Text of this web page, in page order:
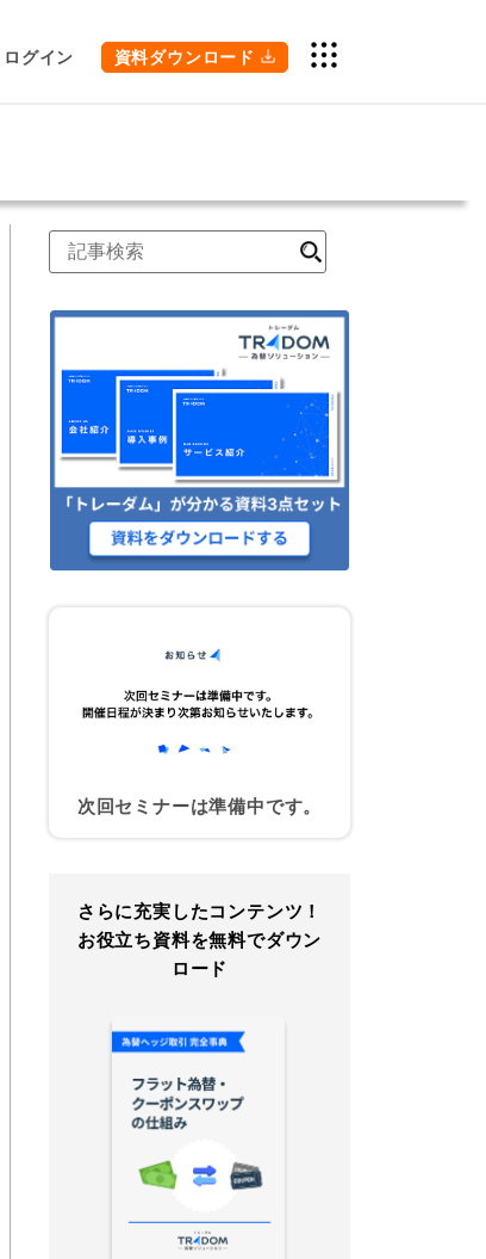
ログイン 資料ダウンロード
索
次回セミナーは準備中です。
さらに充実したコンテンツ！
お役立ち資料を無料でダウン
ロード